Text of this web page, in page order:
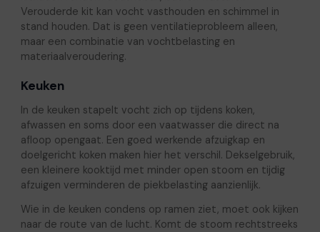
Verouderde kit kan vocht vasthouden en schimmel in
stand houden. Dat is geen ventilatieprobleem alleen,
maar een combinatie van vochtbelasting en
materiaalveroudering.
Keuken
In de keuken stapelt vocht zich op tijdens koken,
afwassen en soms door een vaatwasser die direct na
afloop opengaat. Een goed werkende afzuigkap en
doelgericht koken maken hier het verschil. Dekselgebruik,
een kleinere kooktijd met minder open stoom en tijdig
afzuigen verminderen de piekbelasting aanzienlijk.
Wie in de keuken condens op ramen ziet, moet ook kijken
naar de route van de lucht. Komt de stoom rechtstreeks